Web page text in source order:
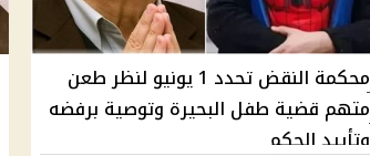
محكمة النقض تحدد 1 يونيو لنظر طعن
متهم قضية طفل البحيرة وتوصية برفضه
وتأييد الحكم